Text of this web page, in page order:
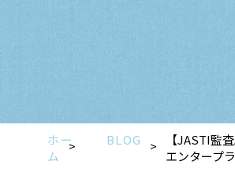
ホー
ム
BLOG
【JASTI監
エンタープ